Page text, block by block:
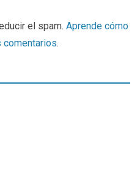
el spam. Aprende cómo
comentarios.